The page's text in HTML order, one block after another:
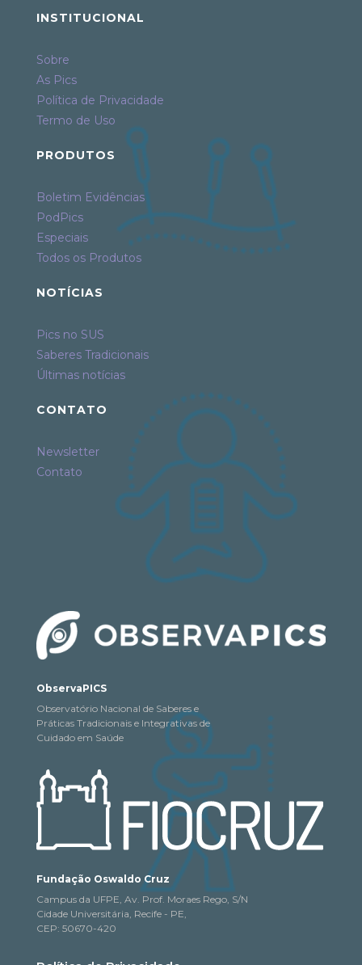
INSTITUCIONAL
Sobre
As Pics
Política de Privacidade
Termo de Uso
PRODUTOS
Boletim Evidências
PodPics
Especiais
Todos os Produtos
NOTÍCIAS
Pics no SUS
Saberes Tradicionais
Últimas notícias
CONTATO
Newsletter
Contato
ObservaPICS
Observatório Nacional de Saberes e
Práticas Tradicionais e Integrativas de
Cuidado em Saúde
Fundação Oswaldo Cruz
Campus da UFPE, Av. Prof. Moraes Rego, S/N
Cidade Universitária, Recife - PE,
CEP: 50670-420